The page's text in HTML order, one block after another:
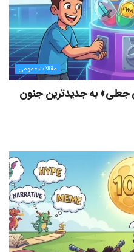
مقالات عمومی
جعلی» به جدیدترین جنون